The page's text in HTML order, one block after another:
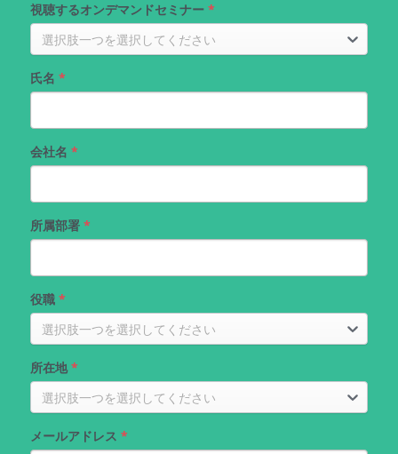
視聴するオンデマンドセミナー*
選択肢一つを選択してください
氏名 *
会社名 *
所属部署*
役職*
選択肢一つを選択してください
所在地*
選択肢一つを選択してください
メールアドレス *